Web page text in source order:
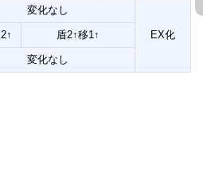
変化なし
EX化
盾2↑移1↑
変化なし